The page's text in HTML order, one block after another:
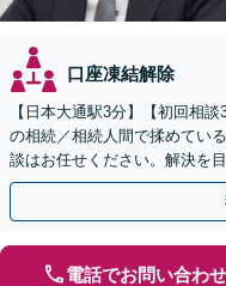
口座凍結解除
【日本大通駅3分】【初回相
の相続／相続人間で揉めてい
談はお任せください。解決を
日・夜間・土日相談可】遺言
電話でお問い合わせ